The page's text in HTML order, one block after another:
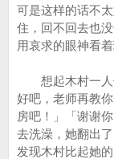
可是这样的话不
住，回不回去也
用哀求的眼神看着
想起木村一人
好吧，老师再教
房吧！」「谢谢
去洗澡，她翻出
发现木村比起她